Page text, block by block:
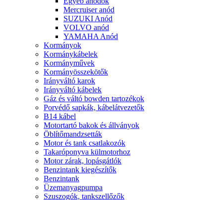
Mercruiser anód
SUZUKI Anód
VOLVO anód
YAMAHA Anód
Kormányok
Kormánykábelek
Kormányművek
Kormányösszekötők
Irányváltó karok
Irányváltó kábelek
Gáz és váltó bowden tartozékok
Porvédő sapkák, kábelátvezetők
B14 kábel
Motortartó bakok és állványok
Öblítőmandzsetták
Motor és tank csatlakozók
Takaróponyva külmotorhoz
Motor zárak, lopásgátlók
Benzintank kiegészítők
Benzintank
Üzemanyagpumpa
Szuszogók, tankszellőzők